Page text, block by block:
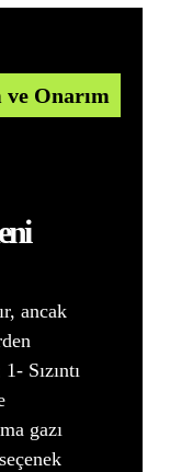
ve Onarım
ancak
Sızıntı
gazı